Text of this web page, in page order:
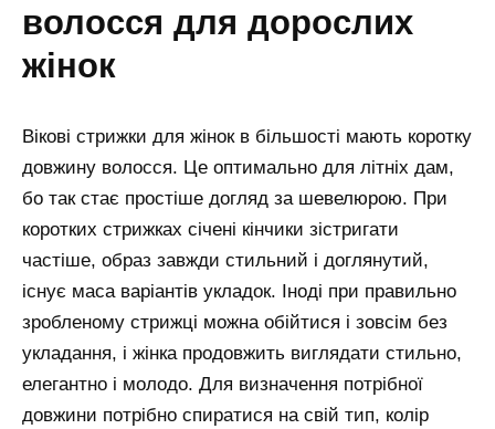
волосся для дорослих
жінок
Вікові стрижки для жінок в більшості мають коротку
довжину волосся. Це оптимально для літніх дам,
бо так стає простіше догляд за шевелюрою. При
коротких стрижках січені кінчики зістригати
частіше, образ завжди стильний і доглянутий,
існує маса варіантів укладок. Іноді при правильно
зробленому стрижці можна обійтися і зовсім без
укладання, і жінка продовжить виглядати стильно,
елегантно і молодо. Для визначення потрібної
довжини потрібно спиратися на свій тип, колір